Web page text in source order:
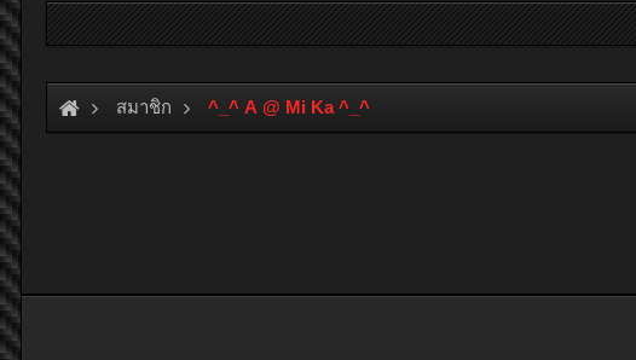
สมาชิก ^_^ A @ Mi Ka ^_^